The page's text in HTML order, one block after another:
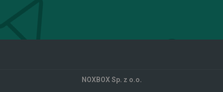
NOXBOX Sp. z o.o.